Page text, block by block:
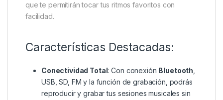
que te permitirán tocar tus ritmos favoritos con
facilidad.
Características Destacadas:
Conectividad Total: Con conexión Bluetooth
USB, SD, FM y la función de grabación, podrás
reproducir y grabar tus sesiones musicales sin